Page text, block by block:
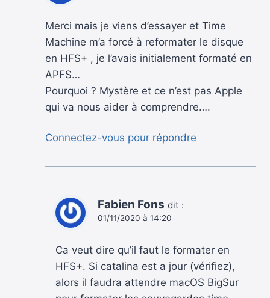
Merci mais je viens d’essayer et Time
Machine m’a forcé à reformater le disque
en HFS+ , je l’avais initialement formaté en
APFS…
Pourquoi ? Mystère et ce n’est pas Apple
qui va nous aider à comprendre….
Connectez-vous pour répondre
Fabien Fons dit :
01/11/2020 à 14:20
Ca veut dire qu’il faut le formater en
HFS+. Si catalina est a jour (vérifiez),
alors il faudra attendre macOS BigSur